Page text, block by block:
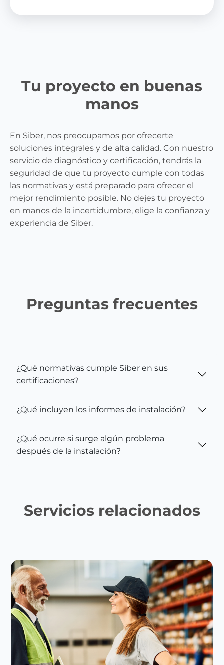
Tu proyecto en buenas
manos
En Siber, nos preocupamos por ofrecerte
soluciones integrales y de alta calidad. Con nuestro
servicio de diagnóstico y certificación, tendrás la
seguridad de que tu proyecto cumple con todas
las normativas y está preparado para ofrecer el
mejor rendimiento posible. No dejes tu proyecto
en manos de la incertidumbre, elige la confianza y
experiencia de Siber.
Preguntas frecuentes
¿Qué normativas cumple Siber en sus
certificaciones?
¿Qué incluyen los informes de instalación?
¿Qué ocurre si surge algún problema
después de la instalación?
Servicios relacionados